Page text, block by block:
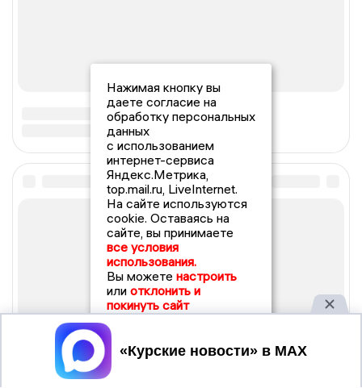
Нажимая кнопку вы
даете согласие на
обработку персональных
данных
с использованием
интернет-сервиса
Яндекс.Метрика,
top.mail.ru, LiveInternet.
На сайте используются
cookie. Оставаясь на
сайте, вы принимаете
все условия
использования.
Вы можете настроить
или отклонить и
покинуть сайт
Принять